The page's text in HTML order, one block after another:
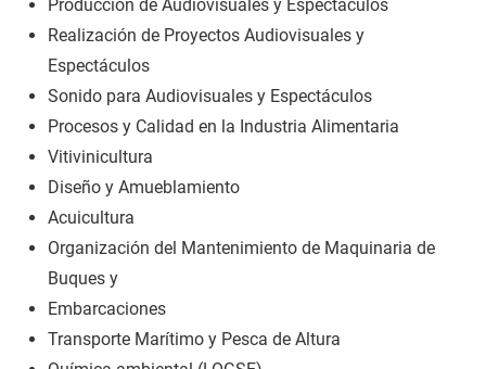
Producción de Audiovisuales y Espectáculos
Realización de Proyectos Audiovisuales y
Espectáculos
Sonido para Audiovisuales y Espectáculos
Procesos y Calidad en la Industria Alimentaria
Vitivinicultura
Diseño y Amueblamiento
Acuicultura
Organización del Mantenimiento de Maquinaria de
Buques y
Embarcaciones
Transporte Marítimo y Pesca de Altura